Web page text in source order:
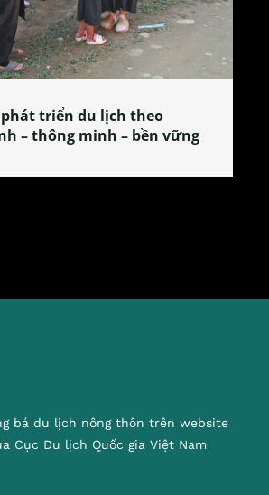
tẻ Phú Nhi – nơi lan
xứ Đoài
bá du lịch nông thôn trên website
Cục Du lịch Quốc gia Việt Nam